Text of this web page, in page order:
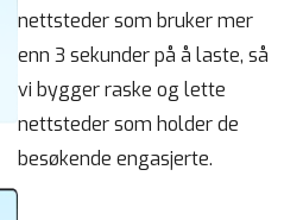
nettsteder som bruker mer
enn 3 sekunder på å laste, så
vi bygger raske og lette
nettsteder som holder de
besøkende engasjerte.